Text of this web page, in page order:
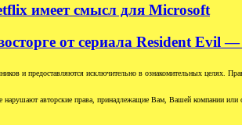
имеет смысл для Microsoft
от сериала Resident Evil
и предоставляются исключительно в ознакомительных целях.
авторские права, принадлежащие Вам, Вашей компании или